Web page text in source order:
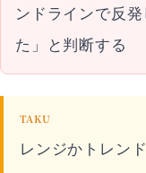
ンドラインで反発
た」と判断する
TAKU
レンジかトレン